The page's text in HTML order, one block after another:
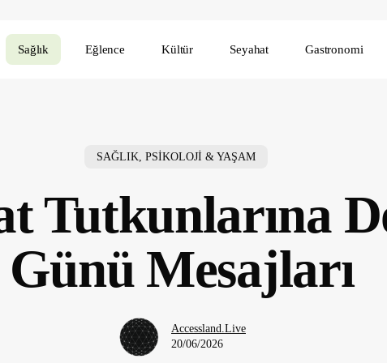
Sağlık Eğlence Kültür Seyahat Gastronomi
SAĞLIK, PSİKOLOJİ & YAŞAM
Tutkunlarına
Günü Mesajları
Accessland.Live
20/06/2026